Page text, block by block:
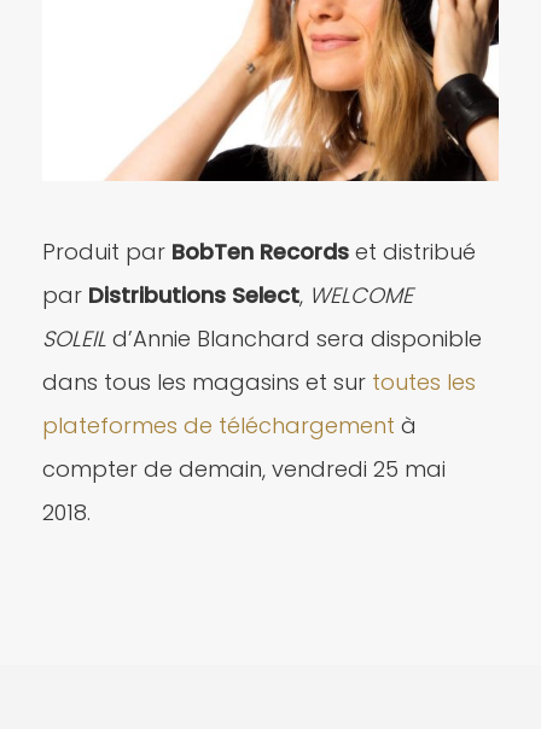
Produit par BobTen Records et distribué
par Distributions Select, WELCOME
SOLEIL d’Annie Blanchard sera disponible
dans tous les magasins et sur toutes les
plateformes de téléchargement à
compter de demain, vendredi 25 mai
2018.